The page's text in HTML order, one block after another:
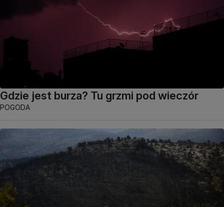
Gdzie jest burza? Tu grzmi pod wieczór
POGODA